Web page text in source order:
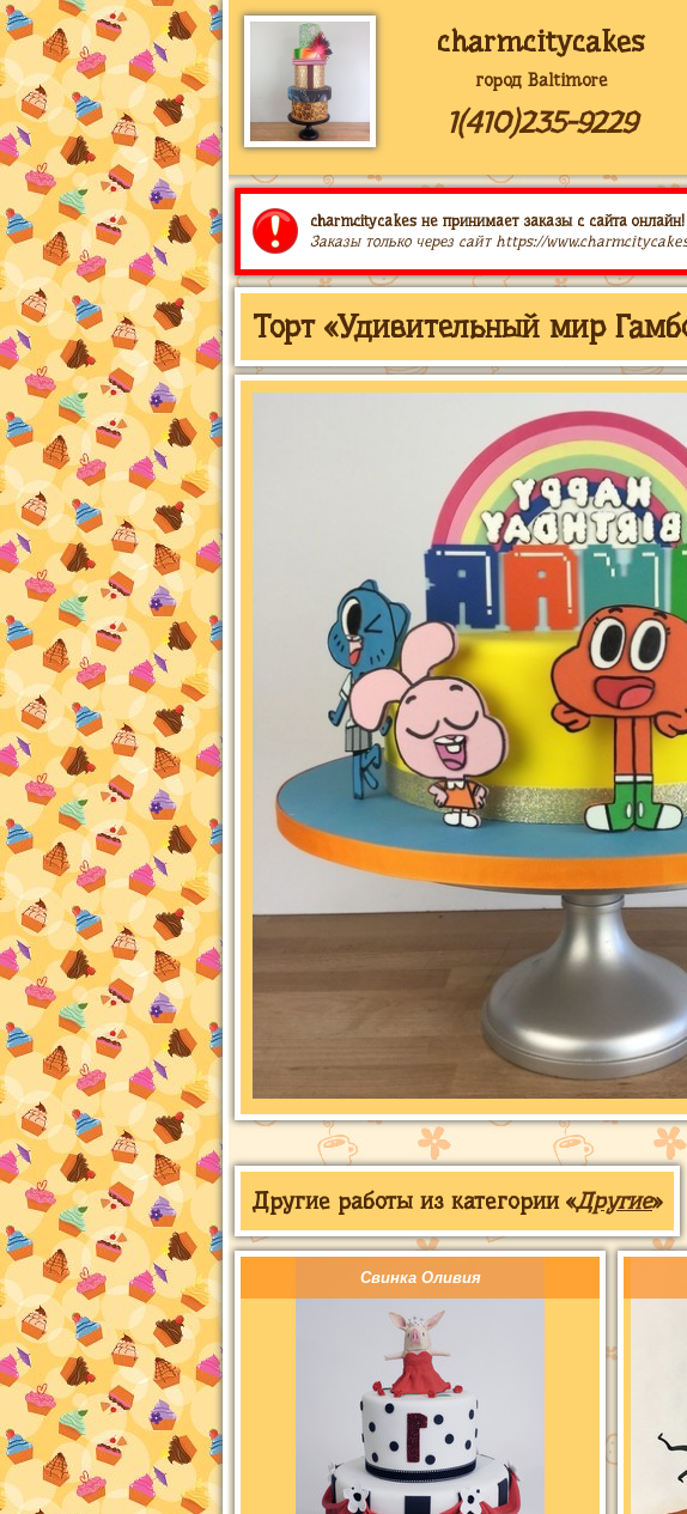
charmcitycakes
город Baltimore
1(410)235-9229
charmcitycakes не принимает заказы с сайта онлайн!
Заказы только через сайт https://
Торт «Удивительный мир
Другие работы из категории «Другие»
Свинка Оливия